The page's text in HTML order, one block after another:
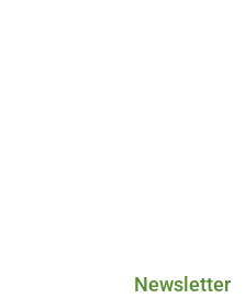
Newsletter